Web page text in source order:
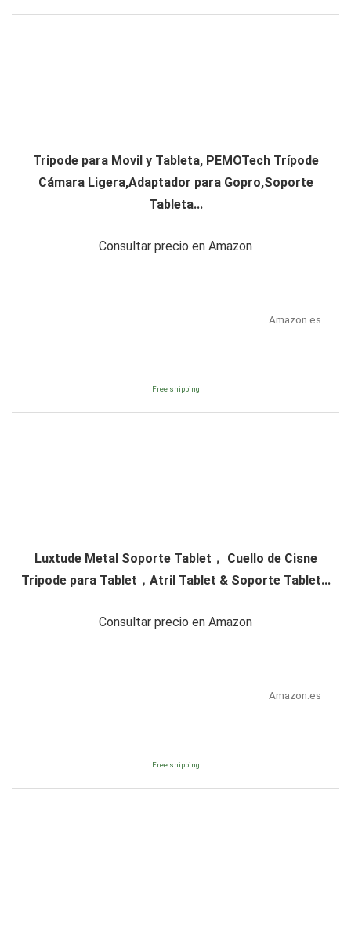
Tripode para Movil y Tableta, PEMOTech Trípode
Cámara Ligera,Adaptador para Gopro,Soporte
Tableta...
Consultar precio en Amazon
Amazon.es
Free shipping
Luxtude Metal Soporte Tablet， Cuello de Cisne
Tripode para Tablet，Atril Tablet & Soporte Tablet...
Consultar precio en Amazon
Amazon.es
Free shipping